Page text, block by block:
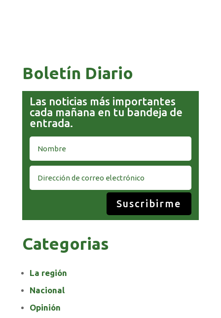
Boletín Diario
Las noticias más importantes
cada mañana en tu bandeja de
entrada.
Suscribirme
Categorias
La región
Nacional
Opinión